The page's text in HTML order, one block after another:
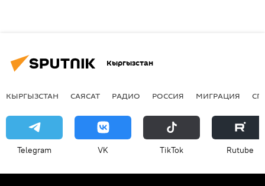
Кыргызстан
КЫРГЫЗСТАН САЯСАТ РАДИО РОССИЯ МИГРАЦИЯ
Telegram VK ТikТоk Rutube